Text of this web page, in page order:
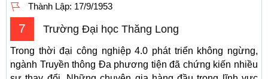
Thành Lập: 17/9/1953
7 Trường Đại học Thăng Long
Trong thời đại công nghiệp 4.0 phát triển không ngừng,
ngành Truyền thông Đa phương tiện đã chứng kiến nhiều